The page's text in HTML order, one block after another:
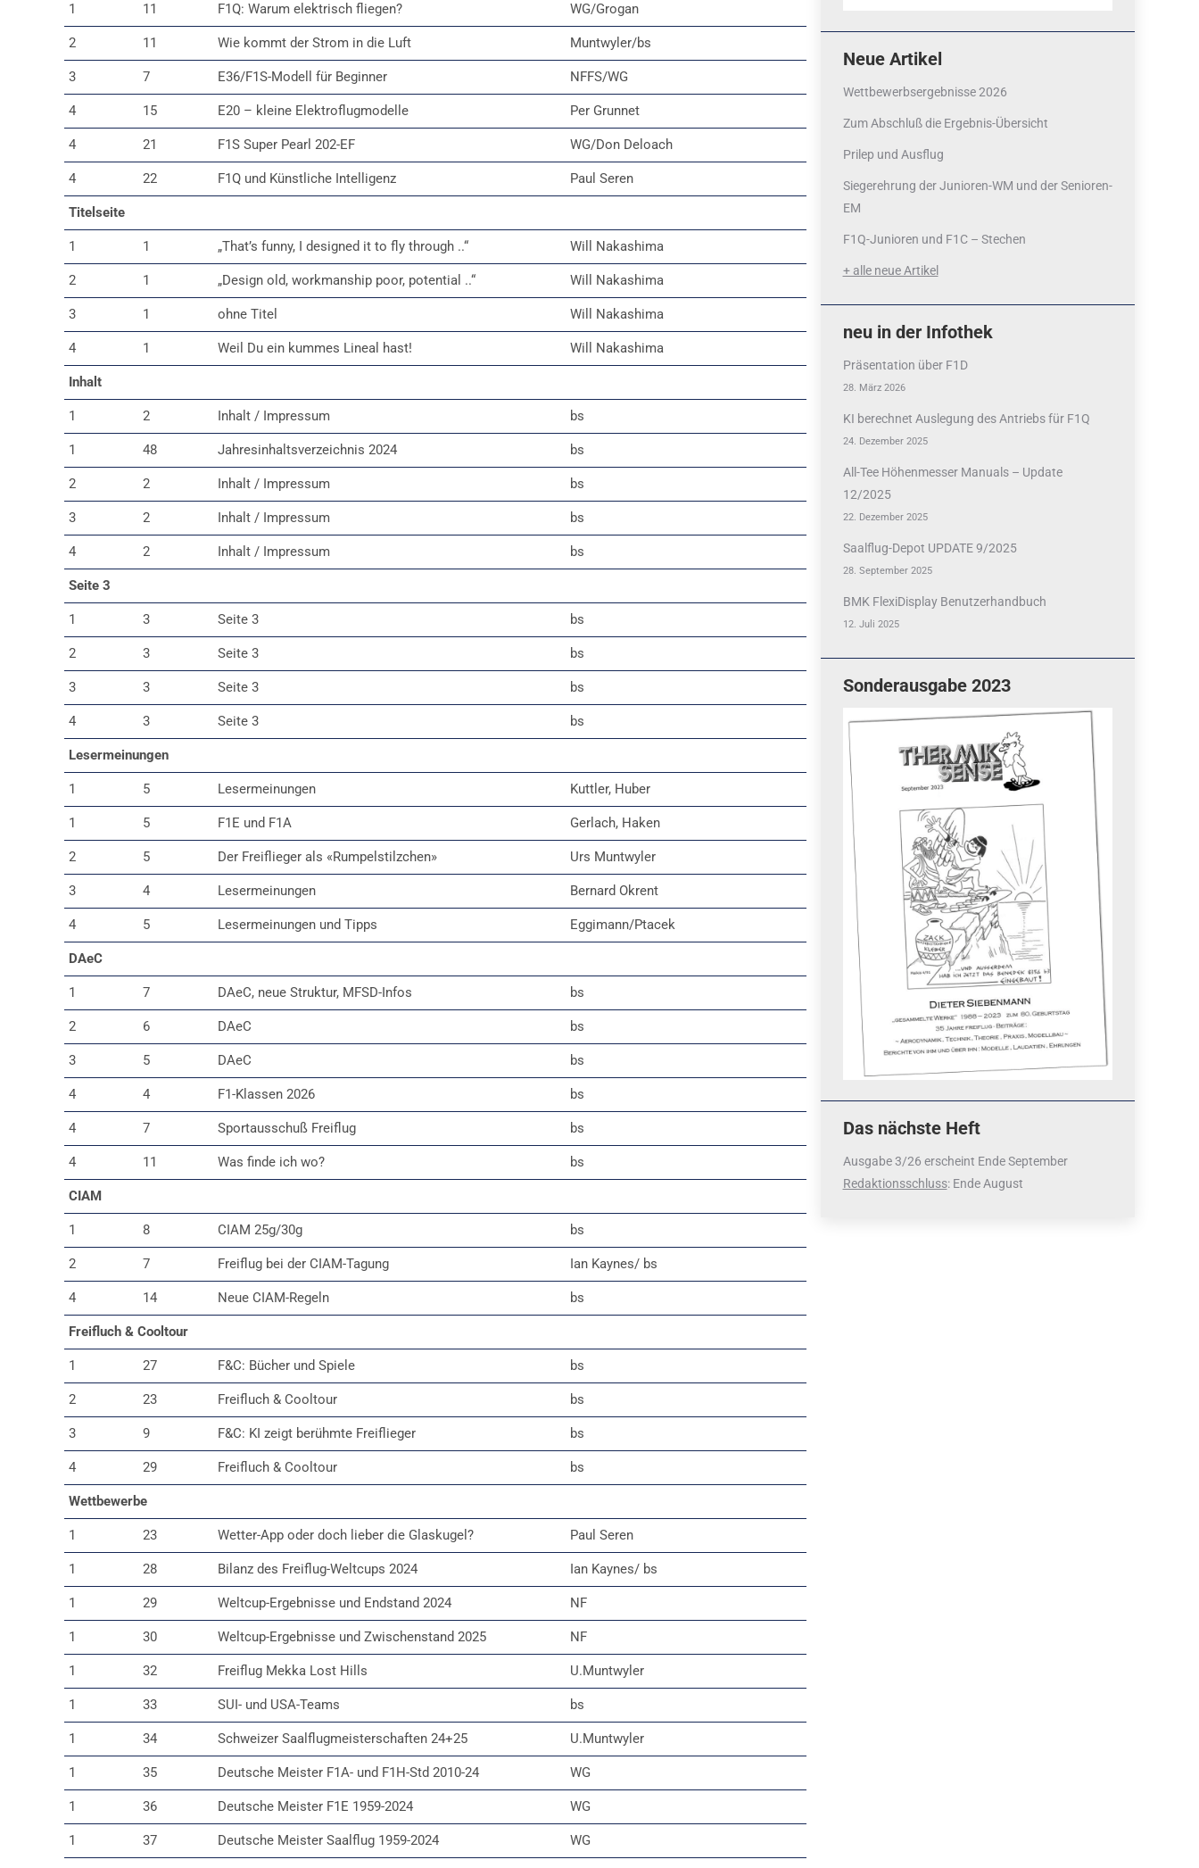
1 11 F1Q: Warum elektrisch fliegen? WG/Grogan
2 11 Wie kommt der Strom in die Luft Muntwyler/bs
3 7 E36/F1S-Modell für Beginner NFFS/WG
4 15 E20 – kleine Elektroflugmodelle Per Grunnet
4 21 F1S Super Pearl 202-EF WG/Don Deloach
4 22 F1Q und Künstliche Intelligenz Paul Seren
Titelseite
1 1 „That’s funny, I designed it to fly through ..“ Will Nakashima
2 1 „Design old, workmanship poor, potential ..“ Will Nakashima
3 1 ohne Titel Will Nakashima
4 1 Weil Du ein kummes Lineal hast! Will Nakashima
Inhalt
1 2 Inhalt / Impressum bs
1 48 Jahresinhaltsverzeichnis 2024 bs
2 2 Inhalt / Impressum bs
3 2 Inhalt / Impressum bs
4 2 Inhalt / Impressum bs
Seite 3
1 3 Seite 3 bs
2 3 Seite 3 bs
3 3 Seite 3 bs
4 3 Seite 3 bs
Lesermeinungen
1 5 Lesermeinungen Kuttler, Huber
1 5 F1E und F1A Gerlach, Haken
2 5 Der Freiflieger als «Rumpelstilzchen» Urs Muntwyler
3 4 Lesermeinungen Bernard Okrent
4 5 Lesermeinungen und Tipps Eggimann/Ptacek
DAeC
1 7 DAeC, neue Struktur, MFSD-Infos bs
2 6 DAeC bs
3 5 DAeC bs
4 4 F1-Klassen 2026 bs
4 7 Sportausschuß Freiflug bs
4 11 Was finde ich wo? bs
CIAM
1 8 CIAM 25g/30g bs
2 7 Freiflug bei der CIAM-Tagung Ian Kaynes/ bs
4 14 Neue CIAM-Regeln bs
Freifluch & Cooltour
1 27 F&C: Bücher und Spiele bs
2 23 Freifluch & Cooltour bs
3 9 F&C: KI zeigt berühmte Freiflieger bs
4 29 Freifluch & Cooltour bs
Wettbewerbe
1 23 Wetter-App oder doch lieber die Glaskugel? Paul Seren
1 28 Bilanz des Freiflug-Weltcups 2024 Ian Kaynes/ bs
1 29 Weltcup-Ergebnisse und Endstand 2024 NF
1 30 Weltcup-Ergebnisse und Zwischenstand 2025 NF
1 32 Freiflug Mekka Lost Hills U.Muntwyler
1 33 SUI- und USA-Teams bs
1 34 Schweizer Saalflugmeisterschaften 24+25 U.Muntwyler
1 35 Deutsche Meister F1A- und F1H-Std 2010-24 WG
1 36 Deutsche Meister F1E 1959-2024 WG
1 37 Deutsche Meister Saalflug 1959-2024 WG
Neue Artikel
Wettbewerbsergebnisse 2026
Zum Abschluß die Ergebnis-Übersicht
Prilep und Ausflug
Siegerehrung der Junioren-WM und der Senioren-
EM
F1Q-Junioren und F1C – Stechen
+ alle neue Artikel
neu in der Infothek
Präsentation über F1D
28. März 2026
KI berechnet Auslegung des Antriebs für F1Q
24. Dezember 2025
All-Tee Höhenmesser Manuals – Update
12/2025
22. Dezember 2025
Saalflug-Depot UPDATE 9/2025
28. September 2025
BMK FlexiDisplay Benutzerhandbuch
12. Juli 2025
Sonderausgabe 2023
Das nächste Heft
Ausgabe 3/26 erscheint Ende September
Redaktionsschluss: Ende August